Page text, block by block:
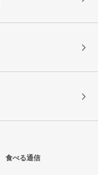
食べる通信